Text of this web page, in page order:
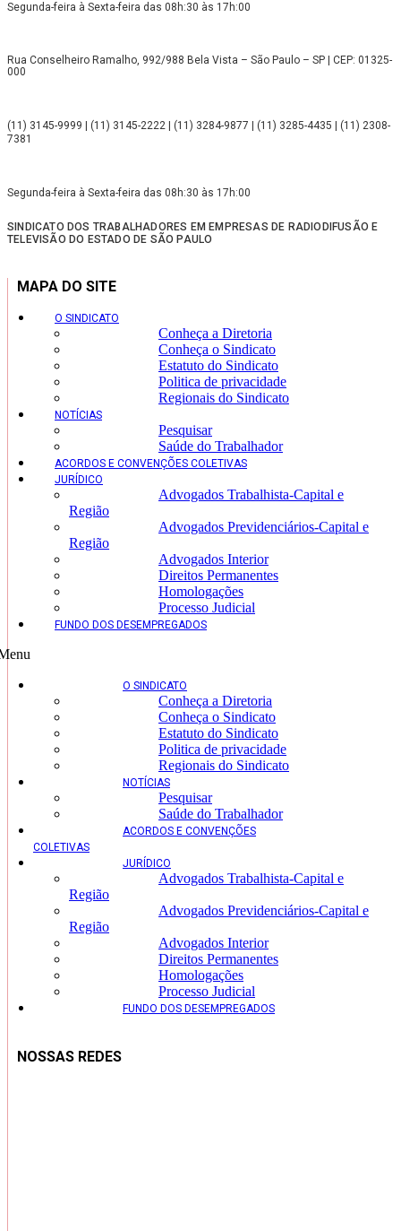
Segunda-feira à Sexta-feira das 08h:30 às 17h:00
Rua Conselheiro Ramalho, 992/988 Bela Vista – São Paulo – SP | CEP: 01325-
000
(11) 3145-9999 | (11) 3145-2222 | (11) 3284-9877 | (11) 3285-4435 | (11) 2308-
7381
Segunda-feira à Sexta-feira das 08h:30 às 17h:00
SINDICATO DOS TRABALHADORES EM EMPRESAS DE RADIODIFUSÃO E
TELEVISÃO DO ESTADO DE SÃO PAULO
MAPA DO SITE
O SINDICATO
Conheça a Diretoria
Conheça o Sindicato
Estatuto do Sindicato
Politica de privacidade
Regionais do Sindicato
NOTÍCIAS
Pesquisar
Saúde do Trabalhador
ACORDOS E CONVENÇÕES COLETIVAS
JURÍDICO
Advogados Trabalhista-Capital e
Região
Advogados Previdenciários-Capital e
Região
Advogados Interior
Direitos Permanentes
Homologações
Processo Judicial
FUNDO DOS DESEMPREGADOS
O SINDICATO
Conheça a Diretoria
Conheça o Sindicato
Estatuto do Sindicato
Politica de privacidade
Regionais do Sindicato
NOTÍCIAS
Pesquisar
Saúde do Trabalhador
ACORDOS E CONVENÇÕES
COLETIVAS
JURÍDICO
Advogados Trabalhista-Capital e
Região
Advogados Previdenciários-Capital e
Região
Advogados Interior
Direitos Permanentes
Homologações
Processo Judicial
FUNDO DOS DESEMPREGADOS
NOSSAS REDES